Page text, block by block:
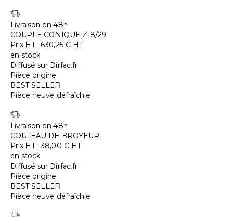
Livraison en 48h
COUPLE CONIQUE Z18/29
Prix HT : 630,25 € HT
en stock
Diffusé sur Dirfac.fr
Pièce origine
BEST SELLER
Pièce neuve défraîchie
Livraison en 48h
COUTEAU DE BROYEUR
Prix HT :38,00 € HT
en stock
Diffusé sur Dirfac.fr
Pièce origine
BEST SELLER
Pièce neuve défraîchie